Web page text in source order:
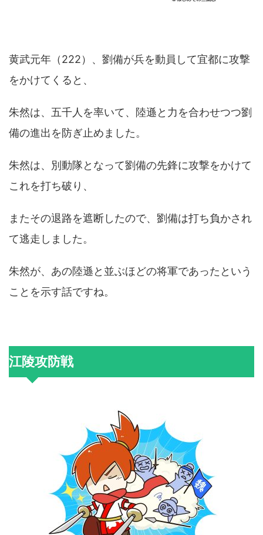
黄武元年（222）、劉備が兵を動員して宜都に攻撃
をかけてくると、
朱然は、五千人を率いて、陸遜と力を合わせつつ劉
備の進出を防ぎ止めました。
朱然は、別動隊となって劉備の先鋒に攻撃をかけて
これを打ち破り、
またその退路を遮断したので、劉備は打ち負かされ
て逃走しました。
朱然が、あの陸遜と並ぶほどの将軍であったという
ことを示す話ですね。
江陵攻防戦